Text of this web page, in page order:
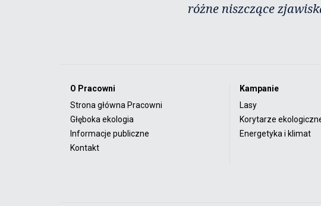
różne niszczące
O Pracowni
Strona główna Pracowni
Głęboka ekologia
Informacje publiczne
Kontakt
Kampanie
Lasy
Korytarze
Energetyka i klimat